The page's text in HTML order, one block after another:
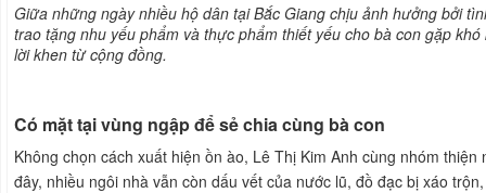
Giữa những ngày nhiều hộ dân tại Bắc Giang chịu ảnh hưởng bởi
trao tặng nhu yếu phẩm và thực phẩm thiết yếu cho bà con gặp
lời khen từ cộng đồng.
Có mặt tại vùng ngập để sẻ chia cùng bà con
Không chọn cách xuất hiện ồn ào, Lê Thị Kim Anh cùng nhóm
đây, nhiều ngôi nhà vẫn còn dấu vết của nước lũ, đồ đạc bị xáo